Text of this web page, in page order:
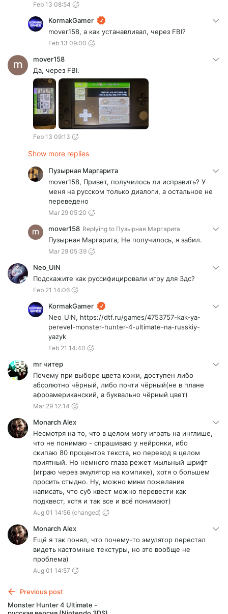
Feb 13 08:54
KormakGamer
mover158, а как устанавливал, через FBI?
Feb 13 09:00
mover158
Да, через FBI.
Feb 13 09:13
Show more replies
Пузырная Маргарита
mover158, Привет, получилось ли исправить? У
меня на русском только диалоги, а остальное не
переведено
Mar 29 05:20
mover158 Replying to Пузырная Маргарита
Пузырная Маргарита, Не получилось, я забил.
Mar 29 05:39
Neo_UiN
Подскажите как руссифицировали игру для 3дс?
Feb 21 14:06
KormakGamer
Neo_UiN, https://dtf.ru/games/4753757-kak-ya-
perevel-monster-hunter-4-ultimate-na-russkiy-
yazyk
Feb 21 14:40
mr читер
Почему при выборе цвета кожи, доступен либо
абсолютно чёрный, либо почти чёрный(не в плане
афроамериканский, а буквально чёрный цвет)
Mar 29 12:14
Monarch Alex
Несмотря на то, что в целом могу играть на инглише,
что не понимаю - спрашиваю у нейронки, ибо
скипаю 80 процентов текста, но перевод в целом
приятный. Но немного глаза режет мыльный шрифт
(играю через эмулятор на компике), хотя о большем
просить стыдно. Ну, можно мини пожелание
написать, что суб квест можно перевести как
подквест, хотя и так все и всё понимают)
Aug 01 14:56 (changed)
Monarch Alex
Ещё я так понял, что почему-то эмулятор перестал
видеть кастомные текстуры, но это вообще не
проблема)
Aug 01 14:57
Previous post
Monster Hunter 4 Ultimate -